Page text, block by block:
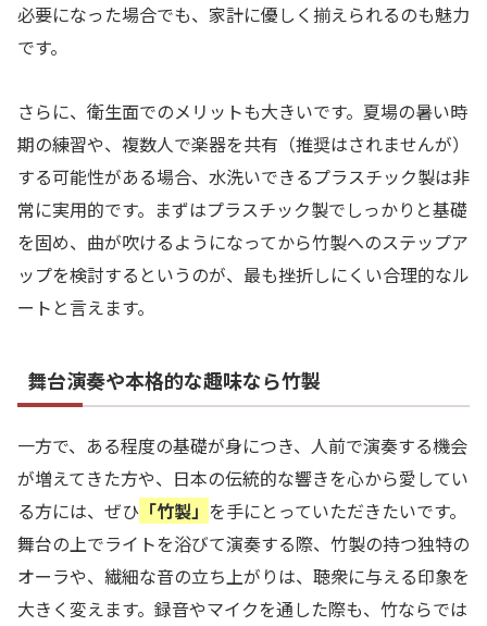
必要になった場合でも、家計に優しく揃えられるのも魅力
です。
さらに、衛生面でのメリットも大きいです。夏場の暑い時
期の練習や、複数人で楽器を共有（推奨はされませんが）
する可能性がある場合、水洗いできるプラスチック製は非
常に実用的です。まずはプラスチック製でしっかりと基礎
を固め、曲が吹けるようになってから竹製へのステップア
ップを検討するというのが、最も挫折しにくい合理的なル
ートと言えます。
舞台演奏や本格的な趣味なら竹製
一方で、ある程度の基礎が身につき、人前で演奏する機会
が増えてきた方や、日本の伝統的な響きを心から愛してい
る方には、ぜひ 「竹製」 を手にとっていただきたいです。
舞台の上でライトを浴びて演奏する際、竹製の持つ独特の
オーラや、繊細な音の立ち上がりは、聴衆に与える印象を
大きく変えます。録音やマイクを通した際も、竹ならでは